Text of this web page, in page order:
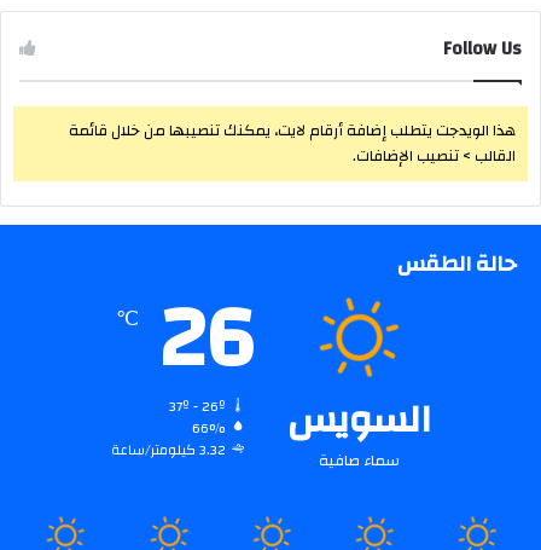
Follow Us
هذا الويدجت يتطلب إضافة أرقام لايت، يمكنك تنصيبها من خلال قائمة
القالب > تنصيب الإضافات.
حالة الطقس
السويس
سماء صافية
26
℃
66%
3.32 كيلومتر/ساعة